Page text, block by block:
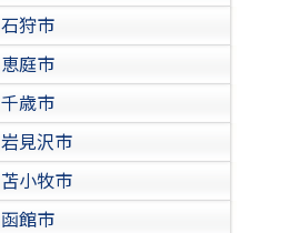
石狩市
恵庭市
千歳市
岩見沢市
苫小牧市
函館市